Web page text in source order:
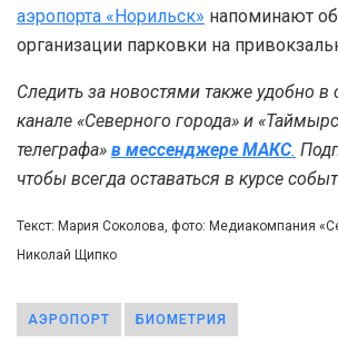
аэропорта «Норильск» напоминают
организации парковки на
Следить за новостями также удобно в
канале «Северного города» и
телеграфа» в мессенджере MAКС.
чтобы всегда оставаться в курсе
Текст: Мария Соколова, фото: Медиакомпания
Николай Щипко
АЭРОПОРТ БИОМЕТРИЯ